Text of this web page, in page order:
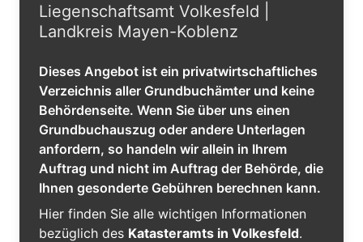
Liegenschaftsamt Volkesfeld |
Landkreis Mayen-Koblenz
Dieses Angebot ist ein privatwirtschaftliches
Verzeichnis aller Grundbuchämter und keine
Behördenseite. Wenn Sie über uns einen
Grundbuchauszug oder andere Unterlagen
anfordern, so handeln wir allein in Ihrem
Auftrag und nicht im Auftrag der Behörde, die
Ihnen gesonderte Gebühren berechnen kann.
Hier finden Sie alle wichtigen Informationen
bezüglich des Katasteramts in Volkesfeld.